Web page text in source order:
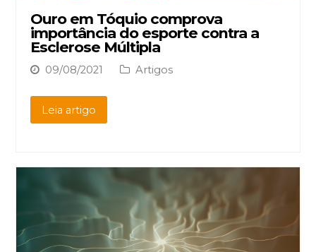
Ouro em Tóquio comprova
importância do esporte contra a
Esclerose Múltipla
09/08/2021 Artigos
Leia artigo